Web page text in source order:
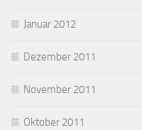
Januar 2012
Dezember 2011
November 2011
Oktober 2011